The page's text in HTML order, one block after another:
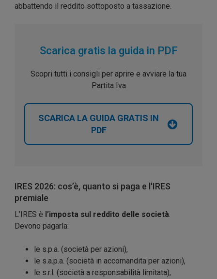
abbattendo il reddito sottoposto a tassazione.
Scarica gratis la guida in PDF
Scopri tutti i consigli per aprire e avviare la tua
Partita Iva
SCARICA LA GUIDA GRATIS IN
PDF
IRES 2026: cos’è, quanto si paga e l'IRES
premiale
L’IRES è l’imposta sul reddito delle società.
Devono pagarla:
le s.p.a. (società per azioni),
le s.a.p.a. (società in accomandita per azioni),
le s.r.l. (società a responsabilità limitata),